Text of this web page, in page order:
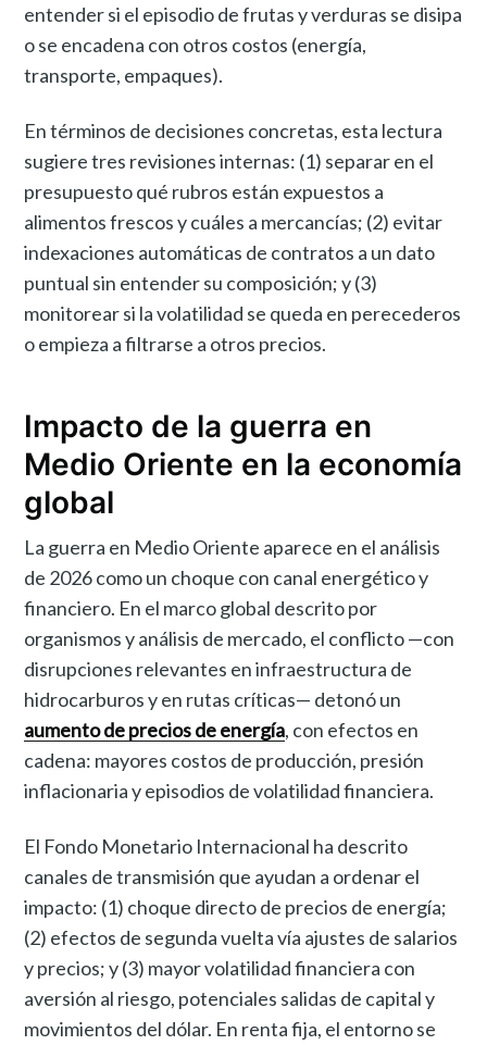
entender si el episodio de frutas y verduras se disipa
o se encadena con otros costos (energía,
transporte, empaques).
En términos de decisiones concretas, esta lectura
sugiere tres revisiones internas: (1) separar en el
presupuesto qué rubros están expuestos a
alimentos frescos y cuáles a mercancías; (2) evitar
indexaciones automáticas de contratos a un dato
puntual sin entender su composición; y (3)
monitorear si la volatilidad se queda en perecederos
o empieza a filtrarse a otros precios.
Impacto de la guerra en
Medio Oriente en la economía
global
La guerra en Medio Oriente aparece en el análisis
de 2026 como un choque con canal energético y
financiero. En el marco global descrito por
organismos y análisis de mercado, el conflicto —con
disrupciones relevantes en infraestructura de
hidrocarburos y en rutas críticas— detonó un
aumento de precios de energía, con efectos en
cadena: mayores costos de producción, presión
inflacionaria y episodios de volatilidad financiera.
El Fondo Monetario Internacional ha descrito
canales de transmisión que ayudan a ordenar el
impacto: (1) choque directo de precios de energía;
(2) efectos de segunda vuelta vía ajustes de salarios
y precios; y (3) mayor volatilidad financiera con
aversión al riesgo, potenciales salidas de capital y
movimientos del dólar. En renta fija, el entorno se